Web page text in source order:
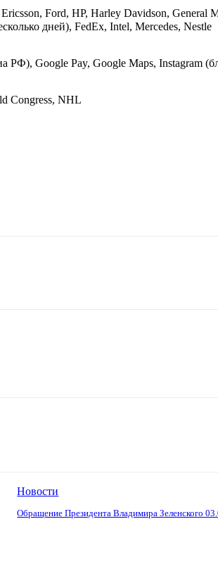
Ford, HP, Harley Davidson,
дней), FedEx, Intel, Mercedes, Nestle
РФ), Google Pay, Google Maps, Instagram
Congress, NHL
Новости
Обращение Президента Владимира Зеленского